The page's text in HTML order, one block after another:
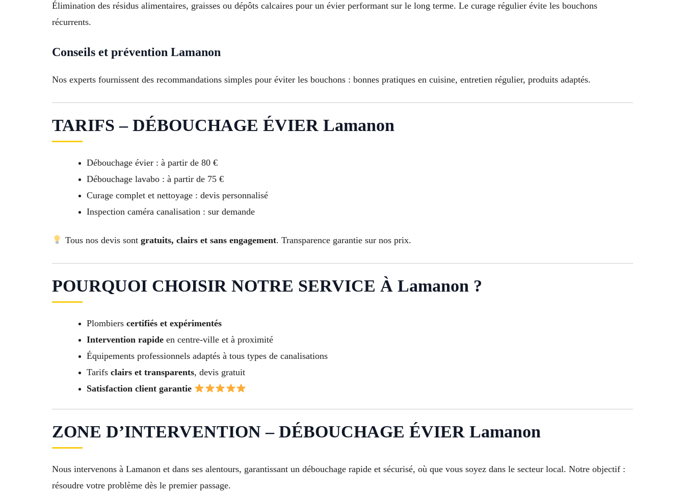
Élimination des résidus alimentaires, graisses ou dépôts calcaires pour un évier performant sur le long terme. Le curage régulier évite les bouchons
récurrents.
Conseils et prévention Lamanon
Nos experts fournissent des recommandations simples pour éviter les bouchons : bonnes pratiques en cuisine, entretien régulier, produits adaptés.
TARIFS – DÉBOUCHAGE ÉVIER Lamanon
Débouchage évier : à partir de 80 €
Débouchage lavabo : à partir de 75 €
Curage complet et nettoyage : devis personnalisé
Inspection caméra canalisation : sur demande
Tous nos devis sont gratuits, clairs et sans engagement. Transparence garantie sur nos prix.
POURQUOI CHOISIR NOTRE SERVICE À Lamanon ?
Plombiers certifiés et expérimentés
Intervention rapide en centre-ville et à proximité
Équipements professionnels adaptés à tous types de canalisations
Tarifs clairs et transparents, devis gratuit
Satisfaction client garantie
ZONE D’INTERVENTION – DÉBOUCHAGE ÉVIER Lamanon
Nous intervenons à Lamanon et dans ses alentours, garantissant un débouchage rapide et sécurisé, où que vous soyez dans le secteur local. Notre objectif :
résoudre votre problème dès le premier passage.